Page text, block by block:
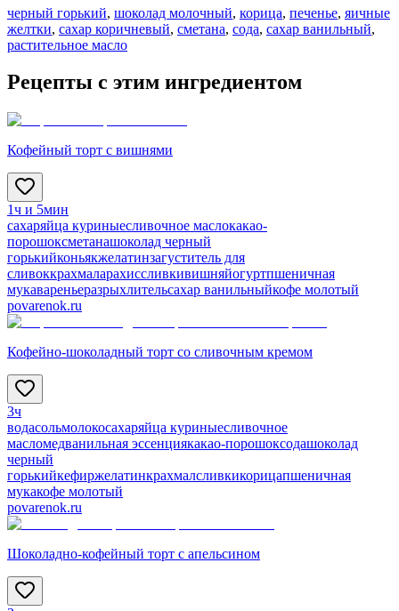
черный горький, шоколад молочный, корица, печенье, яичные
желтки, сахар коричневый, сметана, сода, сахар ванильный,
растительное масло
Рецепты с этим ингредиентом
Кофейный торт с вишнями
1ч и 5мин
сахаряйца куриныесливочное маслокакао-
порошоксметанашоколад черный
горькийконьякжелатинзагуститель для
сливоккрахмаларахиссливкивишняйогуртпшеничная
мукавареньеразрыхлительсахар ванильныйкофе молотый
povarenok.ru
Кофейно-шоколадный торт со сливочным кремом
3ч
водасольмолокосахаряйца куриныесливочное
масломедванильная эссенциякакао-порошоксодашоколад
черный
горькийкефиржелатинкрахмалсливкикорицапшеничная
мукакофе молотый
povarenok.ru
Шоколадно-кофейный торт с апельсином